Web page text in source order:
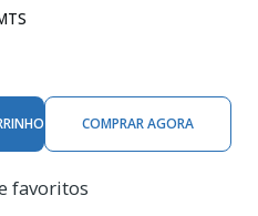
COMPRAR AGORA
favoritos